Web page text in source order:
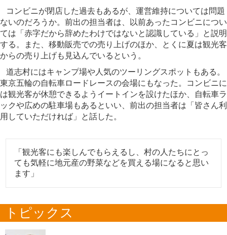
コンビニが閉店した過去もあるが、運営維持については問題
ないのだろうか。前出の担当者は、以前あったコンビニについ
ては「赤字だから辞めたわけではないと認識している」と説明
する。また、移動販売での売り上げのほか、とくに夏は観光客
からの売り上げも見込んでいるという。
道志村にはキャンプ場や人気のツーリングスポットもある。
東京五輪の自転車ロードレースの会場にもなった。コンビニに
は観光客が休憩できるようイートインを設けたほか、自転車ラ
ックや広めの駐車場もあるといい、前出の担当者は「皆さん利
用していただければ」と話した。
「観光客にも楽しんでもらえるし、村の人たちにとっ
ても気軽に地元産の野菜などを買える場になると思い
ます」
トピックス